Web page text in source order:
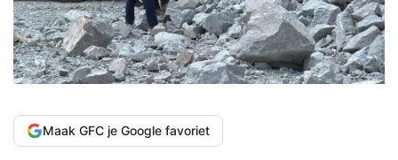
Maak GFC je Google favoriet